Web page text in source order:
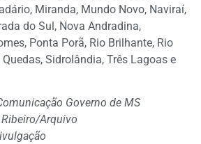
Miranda, Mundo Novo, Naviraí,
do Sul, Nova Andradina,
Ponta Porã, Rio Brilhante, Rio
Quedas, Sidrolândia, Três Lagoas e
Governo de MS
Arquivo